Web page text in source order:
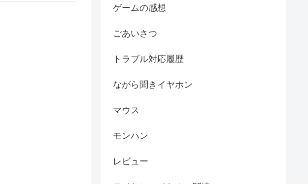
ゲームの感想
ごあいさつ
トラブル対応履歴
ながら聞きイヤホン
マウス
モンハン
レビュー